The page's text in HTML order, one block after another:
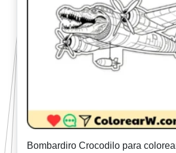
Bombardiro Crocodilo para